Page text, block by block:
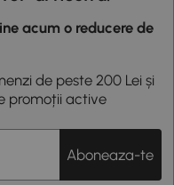
acum o reducere de
de peste 200 Lei și
promoții active
Aboneaza-te